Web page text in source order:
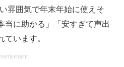
雰囲気で年末年始に使えそ
当に助かる」「安すぎて声出
います。